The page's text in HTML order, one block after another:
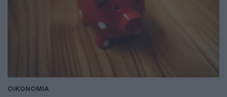
ΟΙΚΟΝΟΜΙΑ